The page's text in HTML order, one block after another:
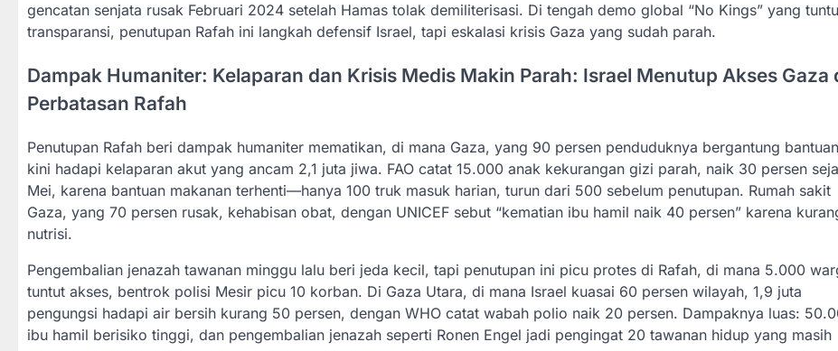
gencatan senjata rusak Februari 2024 setelah Hamas tolak demiliterisasi. Di tengah demo global “No Kings” yang
transparansi, penutupan Rafah ini langkah defensif Israel, tapi eskalasi krisis Gaza yang sudah parah.
Dampak Humaniter: Kelaparan dan Krisis Medis Makin Parah: Israel Menutup Akses Gaza
Perbatasan Rafah
Penutupan Rafah beri dampak humaniter mematikan, di mana Gaza, yang 90 persen penduduknya bergantung
kini hadapi kelaparan akut yang ancam 2,1 juta jiwa. FAO catat 15.000 anak kekurangan gizi parah, naik 30 persen
Mei, karena bantuan makanan terhenti—hanya 100 truk masuk harian, turun dari 500 sebelum penutupan. Rumah sakit
Gaza, yang 70 persen rusak, kehabisan obat, dengan UNICEF sebut “kematian ibu hamil naik 40 persen” karena
nutrisi.
Pengembalian jenazah tawanan minggu lalu beri jeda kecil, tapi penutupan ini picu protes di Rafah, di mana 5.000
tuntut akses, bentrok polisi Mesir picu 10 korban. Di Gaza Utara, di mana Israel kuasai 60 persen wilayah, 1,9 juta
pengungsi hadapi air bersih kurang 50 persen, dengan WHO catat wabah polio naik 20 persen. Dampaknya luas:
ibu hamil berisiko tinggi, dan pengembalian jenazah seperti Ronen Engel jadi pengingat 20 tawanan hidup yang masih